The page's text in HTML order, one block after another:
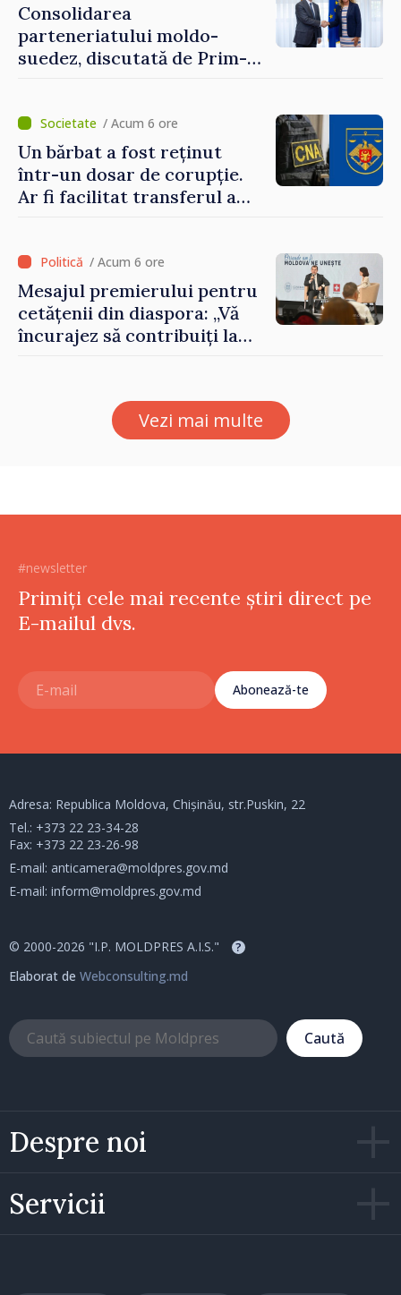
Consolidarea
parteneriatului moldo-
suedez, discutată de Prim-
Petra Lärke/ Acum 6 ore
Un bărbat a fost reținut
într-un dosar de corupție.
Ar fi facilitat transferul a
/ Acum 6 ore
Mesajul premierului pentru
cetățenii din diaspora: „Vă
încurajez să contribuiți la
Vezi mai multe
#newsletter
Primiți cele mai recente știri direct pe
E-mailul dvs.
Abonează-te
Despre noi
Servicii
Adresa: Republica Moldova, Chișinău, str.Puskin, 22
Tel.: +373 22 23-34-28
Fax: +373 22 23-26-98
E-mail: anticamera@moldpres.gov.md
E-mail: inform@moldpres.gov.md
© 2000-2026 "I.P. MOLDPRES A.I.S." ?
Elaborat de Webconsulting.md
Caută